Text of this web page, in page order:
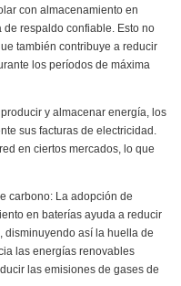
con almacenamiento en
respaldo confiable. Esto no
también contribuye a reducir
los períodos de máxima
y almacenar energía, los
sus facturas de electricidad.
en ciertos mercados, lo que
carbono: La adopción de
en baterías ayuda a reducir
disminuyendo así la huella de
las energías renovables
las emisiones de gases de